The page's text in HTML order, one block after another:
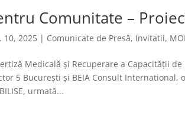
Comunitate –
10, 2025 | Comunicate de Presă, Invitatii,
Medicală şi Recuperare a Capacităţii
5 București și BEIA Consult
urmată...